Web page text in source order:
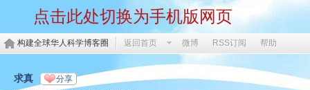
点击此处切换为手机版网页
构建全球华人科学博客圈 返回首页 微博 RSS订阅 帮助
求真 分享